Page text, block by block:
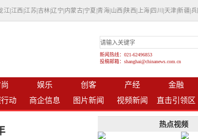
江 江西 江苏 吉林 |辽宁 内蒙古 宁夏 青海 山西 陕西 上海 四川 天津 |新疆 兵
新闻热线：021-62496853
投稿邮箱：shanghai@chinanews.com.cn
娱乐 创客 产经 金融
动 商企信息 图片新闻 视频新闻 直击引领区
热点视频